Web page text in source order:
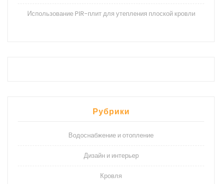
Использование PIR-плит для утепления плоской кровли
Рубрики
Водоснабжение и отопление
Дизайн и интерьер
Кровля